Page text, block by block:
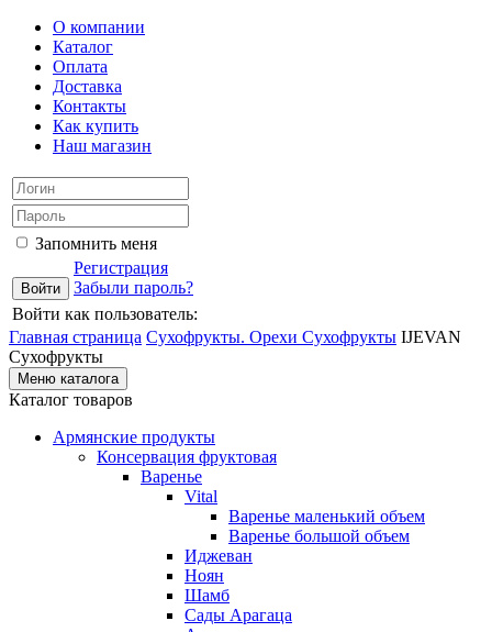
О компании
Каталог
Оплата
Доставка
Контакты
Как купить
Наш магазин
Запомнить меня
Регистрация
Забыли пароль?
Войти как пользователь:
Главная страница Сухофрукты. Орехи Сухофрукты IJEVAN
Сухофрукты
Меню каталога
Каталог товаров
Армянские продукты
Консервация фруктовая
Варенье
Vital
Варенье маленький объем
Варенье большой объем
Иджеван
Ноян
Шамб
Сады Арагаца